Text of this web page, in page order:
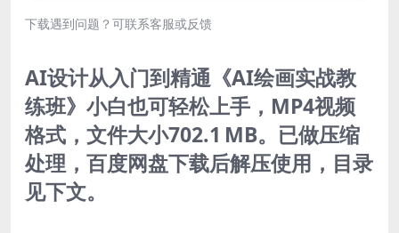
下载遇到问题？可联系客服或反馈
AI设计从入门到精通《AI绘画实战教
练班》小白也可轻松上手，MP4视频
格式，文件大小702.1 MB。已做压缩
处理，百度网盘下载后解压使用，目录
见下文。